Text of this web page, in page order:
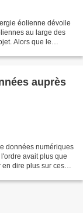
éolienne dévoile
au large des
Alors que le
auprès
données numériques
avait plus que
dire plus sur ces